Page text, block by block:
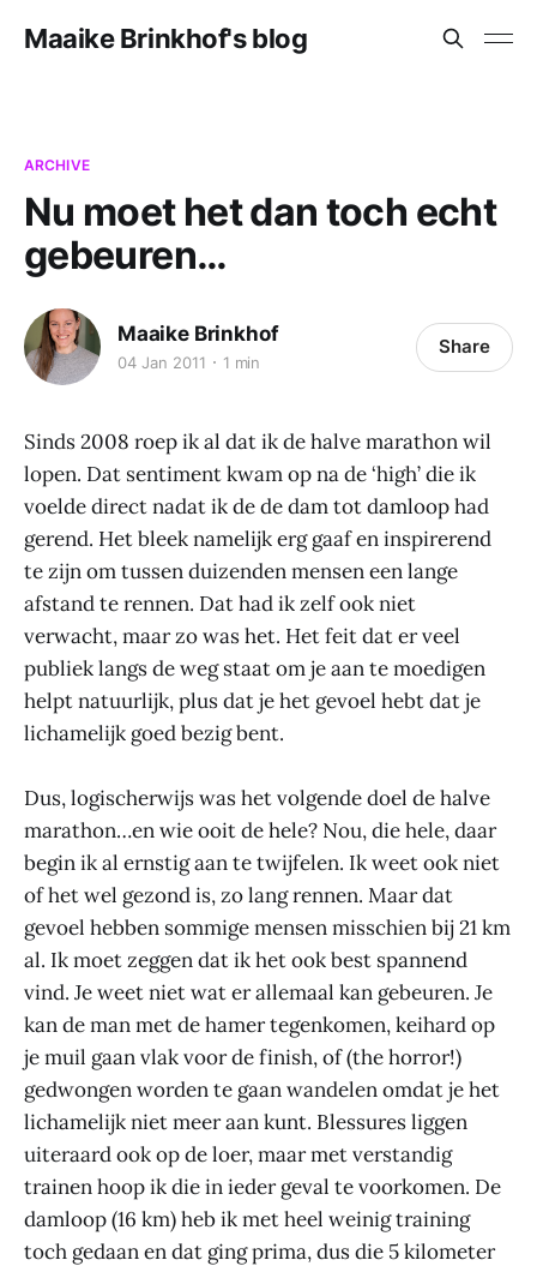
Maaike Brinkhof's blog
ARCHIVE
Nu moet het dan toch echt
gebeuren…
Maaike Brinkhof
04 Jan 2011 1 min
Share
Sinds 2008 roep ik al dat ik de halve marathon wil
lopen. Dat sentiment kwam op na de ‘high’ die ik
voelde direct nadat ik de de dam tot damloop had
gerend. Het bleek namelijk erg gaaf en inspirerend
te zijn om tussen duizenden mensen een lange
afstand te rennen. Dat had ik zelf ook niet
verwacht, maar zo was het. Het feit dat er veel
publiek langs de weg staat om je aan te moedigen
helpt natuurlijk, plus dat je het gevoel hebt dat je
lichamelijk goed bezig bent.
Dus, logischerwijs was het volgende doel de halve
marathon…en wie ooit de hele? Nou, die hele, daar
begin ik al ernstig aan te twijfelen. Ik weet ook niet
of het wel gezond is, zo lang rennen. Maar dat
gevoel hebben sommige mensen misschien bij 21 km
al. Ik moet zeggen dat ik het ook best spannend
vind. Je weet niet wat er allemaal kan gebeuren. Je
kan de man met de hamer tegenkomen, keihard op
je muil gaan vlak voor de finish, of (the horror!)
gedwongen worden te gaan wandelen omdat je het
lichamelijk niet meer aan kunt. Blessures liggen
uiteraard ook op de loer, maar met verstandig
trainen hoop ik die in ieder geval te voorkomen. De
damloop (16 km) heb ik met heel weinig training
toch gedaan en dat ging prima, dus die 5 kilometer